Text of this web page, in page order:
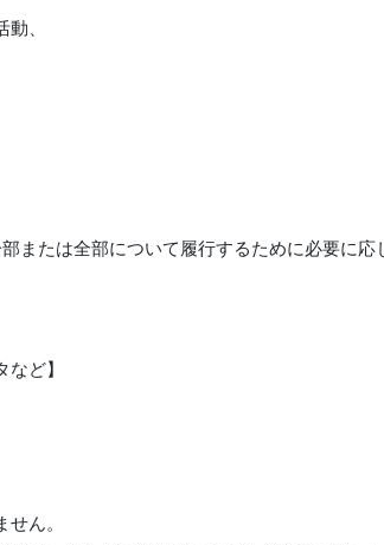
、
または全部について履行するために必要に応
ど】
ん。